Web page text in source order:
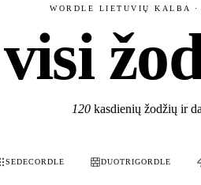
WORDLE LIETUVIŲ KALBA ·
visi
120 kasdienių žodžių ir
SEDECORDLE DUOTRIGORDLE